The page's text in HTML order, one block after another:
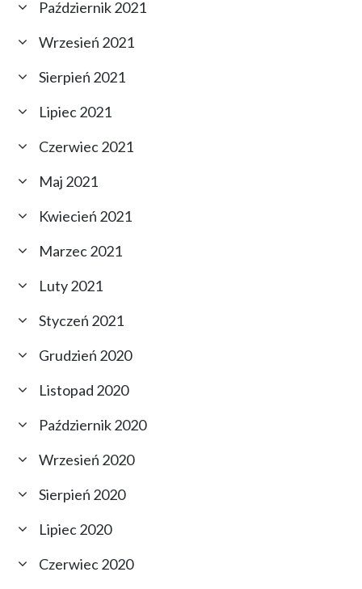
Październik 2021
Wrzesień 2021
Sierpień 2021
Lipiec 2021
Czerwiec 2021
Maj 2021
Kwiecień 2021
Marzec 2021
Luty 2021
Styczeń 2021
Grudzień 2020
Listopad 2020
Październik 2020
Wrzesień 2020
Sierpień 2020
Lipiec 2020
Czerwiec 2020